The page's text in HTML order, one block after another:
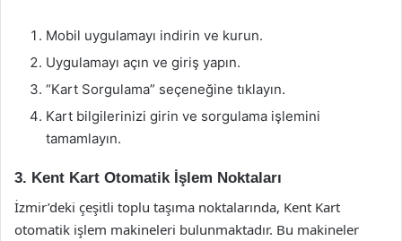
Mobil uygulamayı indirin ve kurun.
Uygulamayı açın ve giriş yapın.
“Kart Sorgulama” seçeneğine tıklayın.
Kart bilgilerinizi girin ve sorgulama işlemini
tamamlayın.
3. Kent Kart Otomatik İşlem Noktaları
İzmir’deki çeşitli toplu taşıma noktalarında, Kent Kart
otomatik işlem makineleri bulunmaktadır. Bu makineler